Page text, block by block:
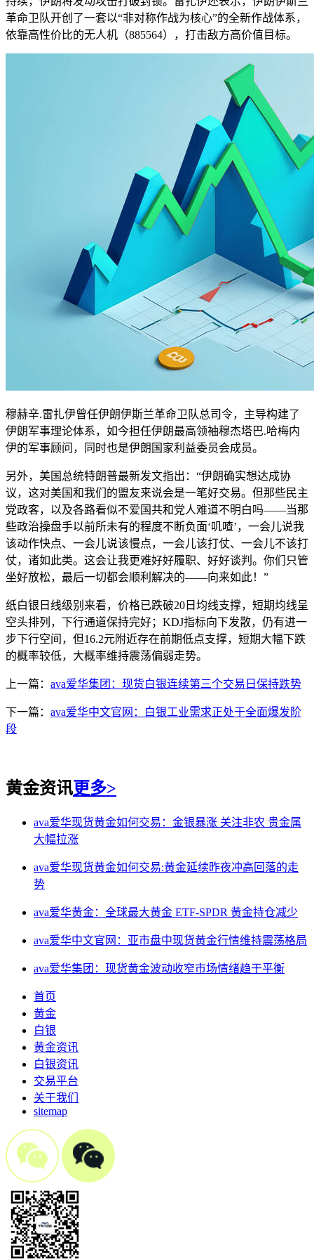
革命卫队开创了一套以“非对称作战为核心”的全新作战体系，
依靠高性价比的无人机（885564），打击敌方高价值目标。
穆赫辛.雷扎伊曾任伊朗伊斯兰革命卫队总司令，主导构建了
伊朗军事理论体系，如今担任伊朗最高领袖穆杰塔巴.哈梅内
伊的军事顾问，同时也是伊朗国家利益委员会成员。
另外，美国总统特朗普最新发文指出：“伊朗确实想达成协
议，这对美国和我们的盟友来说会是一笔好交易。但那些民主
党政客，以及各路看似不爱国共和党人难道不明白吗——当那
些政治操盘手以前所未有的程度不断负面‘叽喳’，一会儿说我
该动作快点、一会儿说该慢点，一会儿该打仗、一会儿不该打
仗，诸如此类。这会让我更难好好履职、好好谈判。你们只管
坐好放松，最后一切都会顺利解决的——向来如此！”
纸白银日线级别来看，价格已跌破20日均线支撑，短期均线呈
空头排列，下行通道保持完好；KDJ指标向下发散，仍有进一
步下行空间，但16.2元附近存在前期低点支撑，短期大幅下跌
的概率较低，大概率维持震荡偏弱走势。
上一篇： ava爱华集团：现货白银连续第三个交易日保持跌势
下一篇： ava爱华中文官网：白银工业需求正处于全面爆发阶
段
黄金资讯更多>
ava爱华现货黄金如何交易：金银暴涨 关注非农 贵金属
大幅拉涨
ava爱华现货黄金如何交易:黄金延续昨夜冲高回落的走
势
ava爱华黄金：全球最大黄金 ETF-SPDR 黄金持仓减少
ava爱华中文官网：亚市盘中现货黄金行情维持震荡格局
ava爱华集团：现货黄金波动收窄市场情绪趋于平衡
首页
黄金
白银
黄金资讯
白银资讯
交易平台
关于我们
sitemap